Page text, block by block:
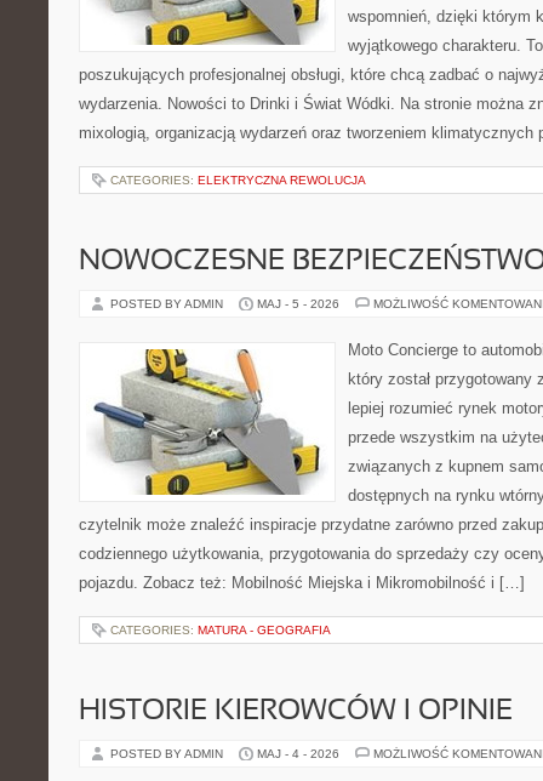
wspomnień, dzięki którym
wyjątkowego charakteru.
poszukujących profesjonalnej obsługi, które chcą zadbać o
wydarzenia. Nowości to Drinki i Świat Wódki. Na stronie można
mixologią, organizacją wydarzeń oraz tworzeniem
CATEGORIES: ELEKTRYCZNA REWOLUCJA
NOWOCZESNE
POSTED BY ADMIN MAJ - 5 - 2026 MOŻLIWOŚĆ
Moto Concierge to
który został
lepiej rozumieć rynek
przede wszystkim na
związanych z kupnem
dostępnych na rynku
czytelnik może znaleźć inspiracje przydatne zarówno przed
codziennego użytkowania, przygotowania do sprzedaży czy
pojazdu. Zobacz też: Mobilność Miejska i Mikromobilność i […]
CATEGORIES: MATURA - GEOGRAFIA
HISTORIE KIEROWCÓW I OPINIE
POSTED BY ADMIN MAJ - 4 - 2026 MOŻLIWOŚĆ